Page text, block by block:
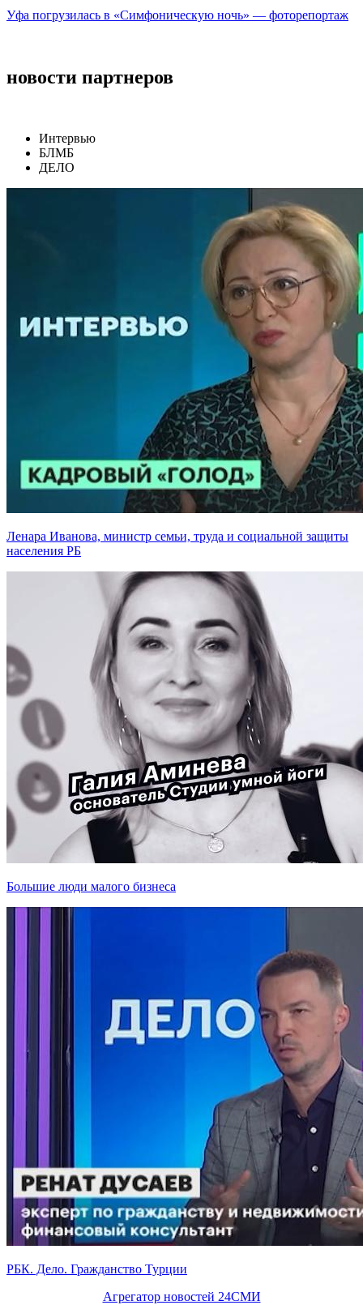
Уфа погрузилась в «Симфоническую ночь» — фоторепортаж
новости партнеров
Интервью
БЛМБ
ДЕЛО
Ленара Иванова, министр семьи, труда и социальной защиты
населения РБ
Большие люди малого бизнеса
РБК. Дело. Гражданство Турции
Агрегатор новостей 24СМИ